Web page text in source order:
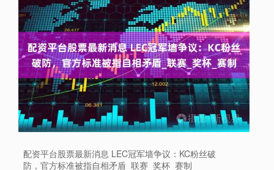
配资平台股票最新消息 LEC冠军墙争议：KC粉丝破
防，官方标准被指自相矛盾_联赛_奖杯_赛制